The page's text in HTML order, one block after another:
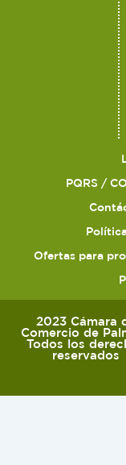
PQRS /
Ofertas para
2023 Cámara
Comercio de
Todos los
reservados